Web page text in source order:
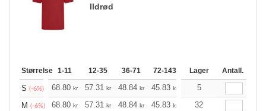
Ildrød
Størrelse 1-11 12-35 36-71 72-143 144-287 288 +
Lager Antall.
S (-6%) 68.80 kr 57.31 kr 48.84 kr 45.83 kr 43.60
5
M (-6%) 68.80 kr 57.31 kr 48.84 kr 45.83 kr 43.60
32